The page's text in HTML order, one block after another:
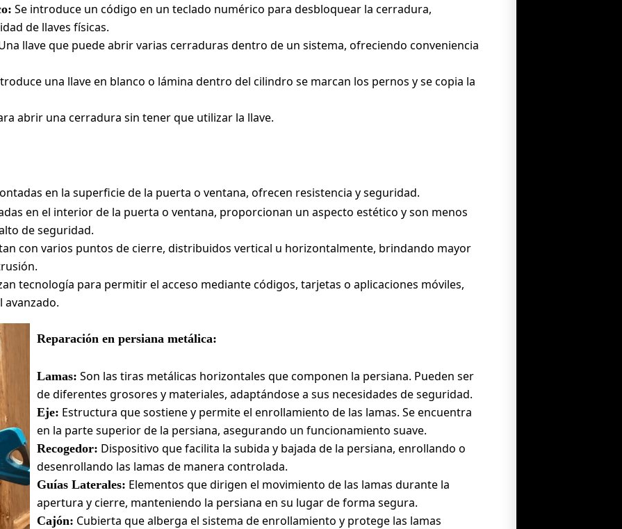
Se introduce un código en un teclado numérico para desbloquear la cerradura,
de llaves físicas.
llave que puede abrir varias cerraduras dentro de un sistema, ofreciendo conveniencia
una llave en blanco o lámina dentro del cilindro se marcan los pernos y se copia la
abrir una cerradura sin tener que utilizar la llave.
en la superficie de la puerta o ventana, ofrecen resistencia y seguridad.
en el interior de la puerta o ventana, proporcionan un aspecto estético y son menos
de seguridad.
con varios puntos de cierre, distribuidos vertical u horizontalmente, brindando mayor
tecnología para permitir el acceso mediante códigos, tarjetas o aplicaciones móviles,
avanzado.
Reparación en persiana metálica:
Lamas: Son las tiras metálicas horizontales que componen la persiana. Pueden ser
de diferentes grosores y materiales, adaptándose a sus necesidades de seguridad.
Eje: Estructura que sostiene y permite el enrollamiento de las lamas. Se encuentra
en la parte superior de la persiana, asegurando un funcionamiento suave.
Recogedor: Dispositivo que facilita la subida y bajada de la persiana, enrollando o
desenrollando las lamas de manera controlada.
Guías Laterales: Elementos que dirigen el movimiento de las lamas durante la
apertura y cierre, manteniendo la persiana en su lugar de forma segura.
Cajón: Cubierta que alberga el sistema de enrollamiento y protege las lamas